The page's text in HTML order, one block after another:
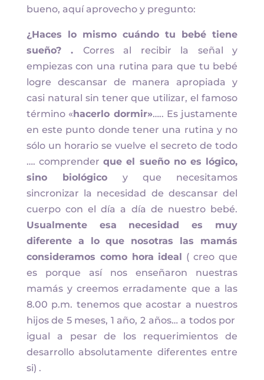
bueno, aquí aprovecho y pregunto:
¿Haces lo mismo cuándo tu bebé tiene
sueño? . Corres al recibir la señal y
empiezas con una rutina para que tu bebé
logre descansar de manera apropiada y
casi natural sin tener que utilizar, el famoso
término «hacerlo dormir»….. Es justamente
en este punto donde tener una rutina y no
sólo un horario se vuelve el secreto de todo
…. comprenderque el sueño no es lógico,
sino biológico y que necesitamos
sincronizar la necesidad de descansar del
cuerpo con el día a día de nuestro bebé.
Usualmente esa necesidad es muy
diferente a lo que nosotras las mamás
consideramos como hora ideal
( creo que
es porque así nos enseñaron nuestras
mamás y creemos erradamente que a las
8.00 p.m. tenemos que acostar a nuestros
hijos de 5 meses, 1 año, 2 años… a todos por
igual a pesar de los requerimientos de
desarrollo absolutamente diferentes entre
si) .